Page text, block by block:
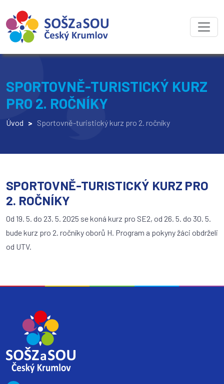
SPORTOVNĚ-TURISTICKÝ KURZ
PRO 2. ROČNÍKY
Úvod > Sportovně-turistický kurz pro 2. ročníky
SPORTOVNĚ-TURISTICKÝ KURZ PRO
2. ROČNÍKY
Od 19. 5. do 23. 5. 2025 se koná kurz pro SE2, od 26. 5. do 30. 5.
bude kurz pro 2. ročníky oborů H. Program a pokyny žáci obdrželi
od UTV.